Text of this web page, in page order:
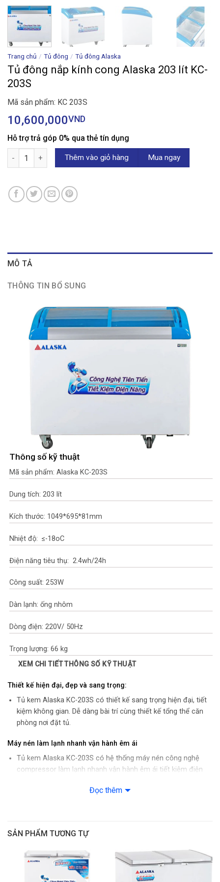
Trang chủ / Tủ đông / Tủ đông Alaska
Tủ đông nắp kính cong Alaska 203 lít KC-
203S
Mã sản phẩm: KC 203S
10,600,000VND
Hỗ trợ trả góp 0% qua thẻ tín dụng
Tủ đông nắp kính cong Alaska 203 lít KC-203S số lượng
Thêm vào giỏ hàng Mua ngay
MÔ TẢ
THÔNG TIN BỔ SUNG
Thông số kỹ thuật
Mã sản phẩm: Alaska KC-203S
Dung tích: 203 lít
Kích thước: 1049*695*81mm
Nhiệt độ: ≤-18oC
Điện năng tiêu thụ: 2.4wh/24h
Công suất: 253W
Dàn lạnh: ống nhôm
Dòng điện: 220V/ 50Hz
Trọng lượng: 66 kg
Số lượng rổ tủ: 3 chiếc
Bảo hành chính hãng 2 năm
XEM CHI TIẾT THÔNG SỐ KỸ THUẬT
Thiết kế hiện đại, đẹp và sang trọng:
Tủ kem Alaska KC-203S có thiết kế sang trọng hiện đại, tiết
kiệm không gian. Dễ dàng bài trí cùng thiết kế tổng thể căn
phòng nơi đặt tủ.
Máy nén làm lạnh nhanh vận hành êm ái
Tủ kem Alaska KC-203S có hệ thống máy nén công nghệ
compressor làm lạnh nhanh vận hành êm ái tiết kiệm điện
nhanh, sâu, thực phẩm luôn được trữ đông trong môi trường
lạnh, đảm bảo an toàn vệ sinh tránh vi khuẩn, nấm mốc gây
bệnh.
Mặt kính cong chịu lực cách nhiệt tốt
Đọc thêm
SẢN PHẨM TƯƠNG TỰ